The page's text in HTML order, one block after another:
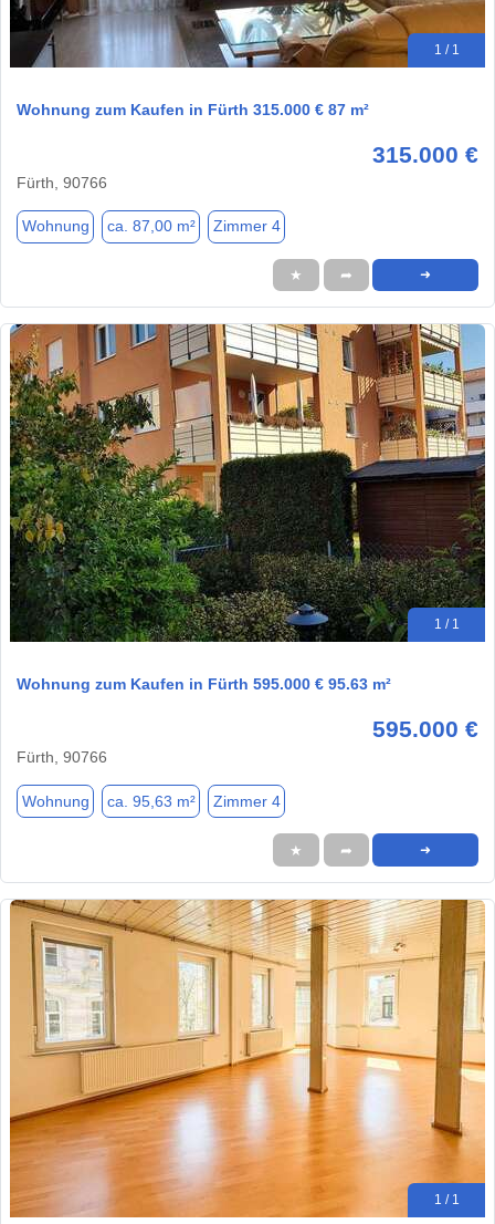
1 / 1
Wohnung zum Kaufen in Fürth 315.000 € 87 m²
315.000 €
Fürth, 90766
Wohnung ca. 87,00 m² Zimmer 4
★ ➦ ➜
1 / 1
Wohnung zum Kaufen in Fürth 595.000 € 95.63 m²
595.000 €
Fürth, 90766
Wohnung ca. 95,63 m² Zimmer 4
★ ➦ ➜
1 / 1